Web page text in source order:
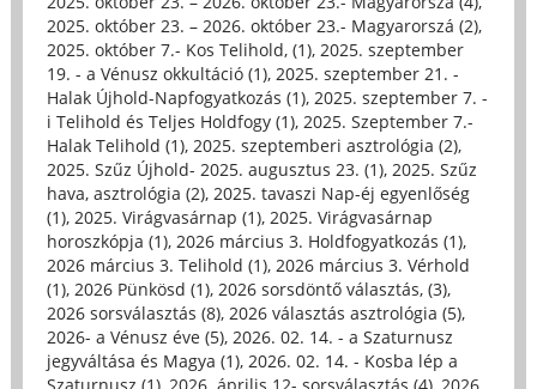
2025. október 23. – 2026. október 23.- Magyarorszá (2),
2025. október 7.- Kos Telihold, (1), 2025. szeptember
19. - a Vénusz okkultáció (1), 2025. szeptember 21. -
Halak Újhold-Napfogyatkozás (1), 2025. szeptember 7. -
i Telihold és Teljes Holdfogy (1), 2025. Szeptember 7.-
Halak Telihold (1), 2025. szeptemberi asztrológia (2),
2025. Szűz Újhold- 2025. augusztus 23. (1), 2025. Szűz
hava, asztrológia (2), 2025. tavaszi Nap-éj egyenlőség
(1), 2025. Virágvasárnap (1), 2025. Virágvasárnap
horoszkópja (1), 2026 március 3. Holdfogyatkozás (1),
2026 március 3. Telihold (1), 2026 március 3. Vérhold
(1), 2026 Pünkösd (1), 2026 sorsdöntő választás, (3),
2026 sorsválasztás (8), 2026 választás asztrológia (5),
2026- a Vénusz éve (5), 2026. 02. 14. - a Szaturnusz
jegyváltása és Magya (1), 2026. 02. 14. - Kosba lép a